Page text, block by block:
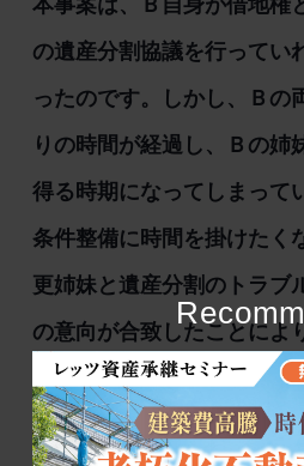
の遺産分割協議を行ってい
ったのです。しかし、Ｂの
りの時間が経過し、Ｂの姉
得る時期になってしまって
条件整備に時間を掛けたく
更姉妹と遺産分割のトラブ
の意向が合致したことによ
を遺産分割によらない方法
関係書類を整備することに